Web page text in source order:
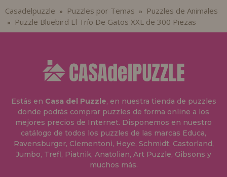
Casadelpuzzle » Puzzles por Temas » Puzzles de Animales
» Puzzle Bluebird El Trío De Gatos XXL de 300 Piezas
Estás en Casa del Puzzle, en nuestra tienda de puzzles
donde podrás comprar puzzles de forma online a los
mejores precios de Internet. Disponemos en nuestro
catálogo de todos los puzzles de las marcas Educa,
Ravensburger, Clementoni, Heye, Schmidt, Castorland,
Jumbo, Trefl, Piatnik, Anatolian, Art Puzzle, Gibsons y
muchos más.